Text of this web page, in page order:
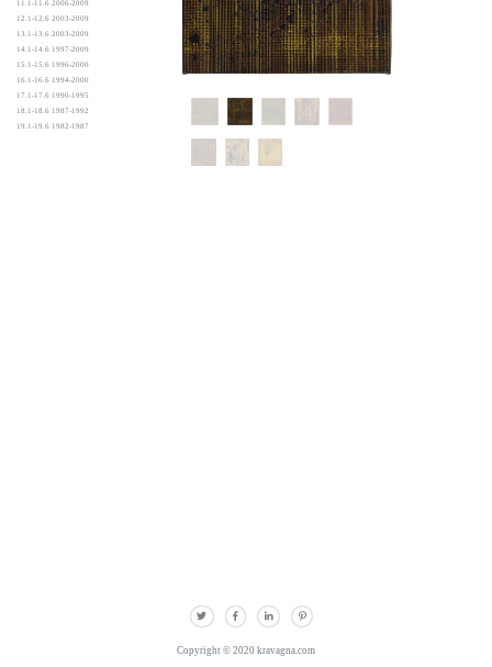
11.1-11.6 2006-2009
12.1-12.6 2003-2009
13.1-13.6 2003-2009
14.1-14.6 1997-2009
15.1-15.6 1996-2000
16.1-16.6 1994-2000
17.1-17.6 1990-1995
18.1-18.6 1987-1992
19.1-19.6 1982-1987
Copyright © 2020 kravagna.com